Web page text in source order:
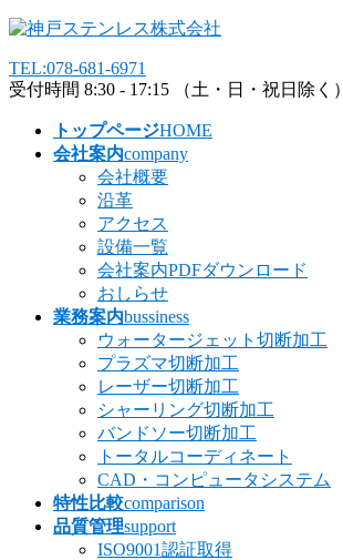
コ
テ
ン
ナ
ゲ
ー
TEL:078-681-6971
受付時間 8:30 - 17:15 （土・日・祝日除く）
トップページHOME
会社案内company
会社概要
沿革
アクセス
設備一覧
会社案内PDFダウンロード
おしらせ
業務案内bussiness
ウォータージェット切断加工
プラズマ切断加工
レーザー切断加工
シャーリング切断加工
バンドソー切断加工
トータルコーディネート
CAD・コンピュータシステム
特性比較comparison
品質管理support
ISO9001認証取得